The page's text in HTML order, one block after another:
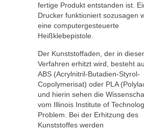
fertige Produkt entstanden ist.
Drucker funktioniert sozusagen
eine computergesteuerte
Heißklebepistole.
Der Kunststoffaden, der in
Verfahren erhitzt wird, besteht
ABS (Acrylnitril-Butadien-Styrol-
Copolymerisat) oder PLA
und hierin sehen die
vom Illinois Institute of
Problem. Bei der Erhitzung des
Kunststoffes werden